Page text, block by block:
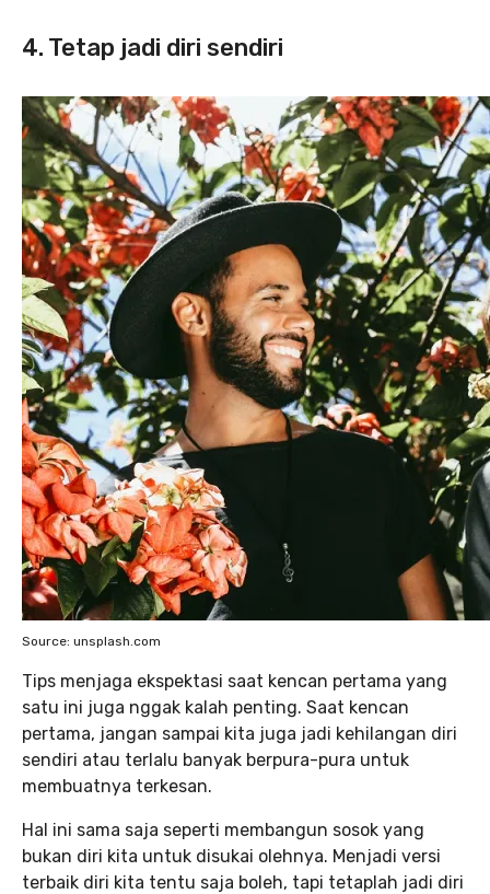
4. Tetap jadi diri sendiri
Source: unsplash.com
Tips menjaga ekspektasi saat kencan pertama yang
satu ini juga nggak kalah penting. Saat kencan
pertama, jangan sampai kita juga jadi kehilangan diri
sendiri atau terlalu banyak berpura-pura untuk
membuatnya terkesan.
Hal ini sama saja seperti membangun sosok yang
bukan diri kita untuk disukai olehnya. Menjadi versi
terbaik diri kita tentu saja boleh, tapi tetaplah jadi diri